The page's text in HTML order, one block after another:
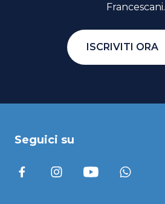
Francescani.
ISCRIVITI ORA
Seguici su